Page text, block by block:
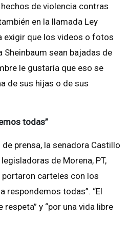
de violencia contras
en la llamada Ley
exigir que los videos o fotos
Sheinbaum sean bajadas de
le gustaría que eso se
de sus hijas o de sus
todas”
prensa, la senadora Castillo
de Morena, PT,
portaron carteles con los
respondemos todas”. “El
y “por una vida libre